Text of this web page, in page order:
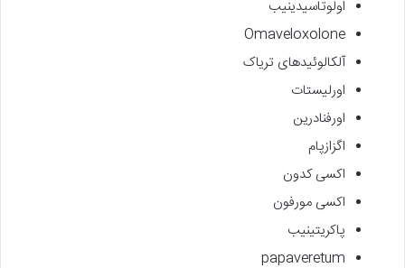
اولوتاسیدینیب
Omaveloxolone
آلکالوئیدهای تریاک
اورلیستات
اورفنادرین
اگزازپام
اکسی کدون
اکسی مورفون
پاکریتینیب
papaveretum